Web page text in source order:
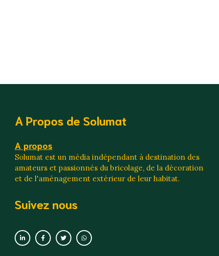
A Propos de Solumat
A propos
Solumat est un média indépendant à destination des
amateurs et passionnés du bricolage, de la décoration
et de l'aménagement extérieur de leur habitat.
Suivez nous